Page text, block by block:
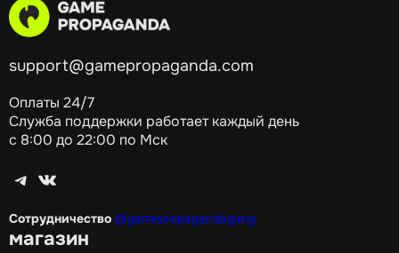
support@gamepropaganda.com
Оплаты 24/7
Служба поддержки работает каждый день
с 8:00 до 22:00 по Мск
Telegram ВКонтакте
Сотрудничество @gamepropagandagang
магазин